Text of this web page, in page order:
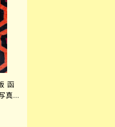
函
真: